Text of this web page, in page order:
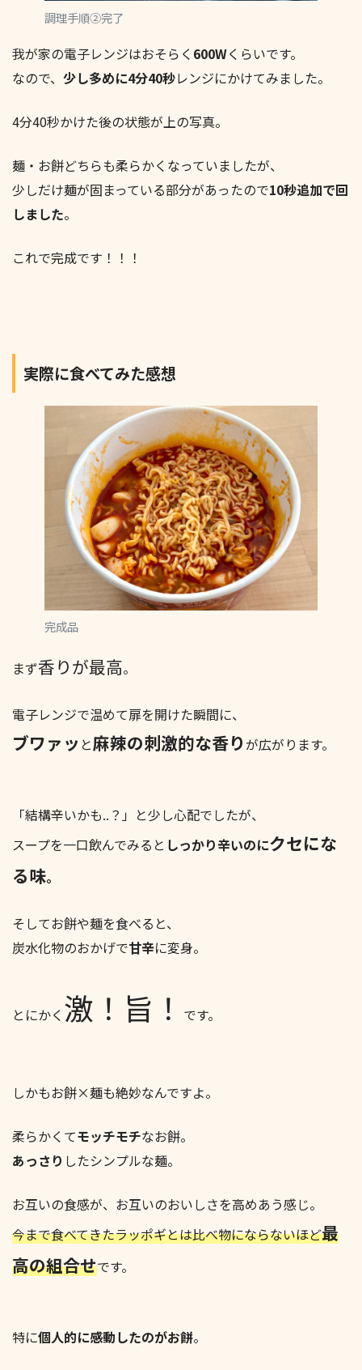
調理手順②完了
我が家の電子レンジはおそらく 600Wくらいです。
なので、 少し多めに4分40秒レンジにかけてみました。
4分40秒かけた後の状態が上の写真。
麺・お餅どちらも柔らかくなっていましたが、
少しだけ麺が固まっている部分があったので10秒追加で回
しました。
これで完成です！！！
実際に食べてみた感想
完成品
まず香りが最高。
電子レンジで温めて扉を開けた瞬間に、
ブワァッ と麻辣の刺激的な香りが広がります。
「結構辛いかも..？」と少し心配でしたが、
スープを一口飲んでみると しっかり辛いのにクセにな
る味。
そしてお餅や麺を食べると、
炭水化物のおかげで甘辛に変身。
とにかく 激！旨！ です。
しかもお餅×麺も絶妙なんですよ。
柔らかくてモッチモチなお餅。
あっさり したシンプルな麺。
お互いの食感が、お互いのおいしさを高めあう感じ。
今まで食べてきたラッポギとは比べ物にならないほど最
高の組合せです。
特に個人的に感動したのがお餅。